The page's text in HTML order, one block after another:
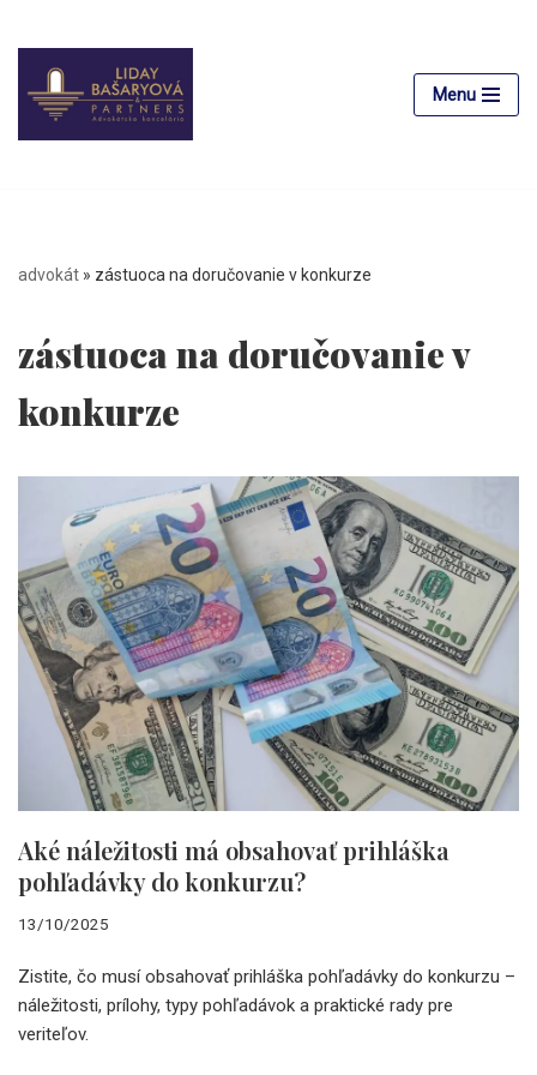
Preskočiť
na
obsah
Menu
advokát » zástuoca na doručovanie v konkurze
zástuoca na doručovanie v
konkurze
Aké náležitosti má obsahovať prihláška
pohľadávky do konkurzu?
13/10/2025
Zistite, čo musí obsahovať prihláška pohľadávky do konkurzu –
náležitosti, prílohy, typy pohľadávok a praktické rady pre
veriteľov.